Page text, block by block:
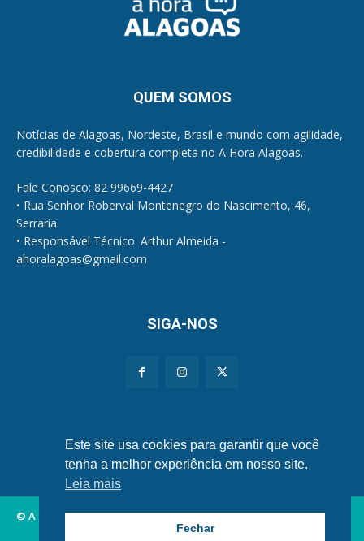
QUEM SOMOS
Notícias de Alagoas, Nordeste, Brasil e mundo com agilidade,
credibilidade e cobertura completa no A Hora Alagoas.
Fale Conosco: 82 99669-4427
• Rua Senhor Roberval Montenegro do Nascimento, 46,
Serraria.
• Responsável Técnico: Arthur Almeida -
ahoralagoas@gmail.com
SIGA-NOS
© A Hora Alagoas.
Este site usa cookies para garantir que você
tenha a melhor experiência em nosso site.
Leia mais
Fechar